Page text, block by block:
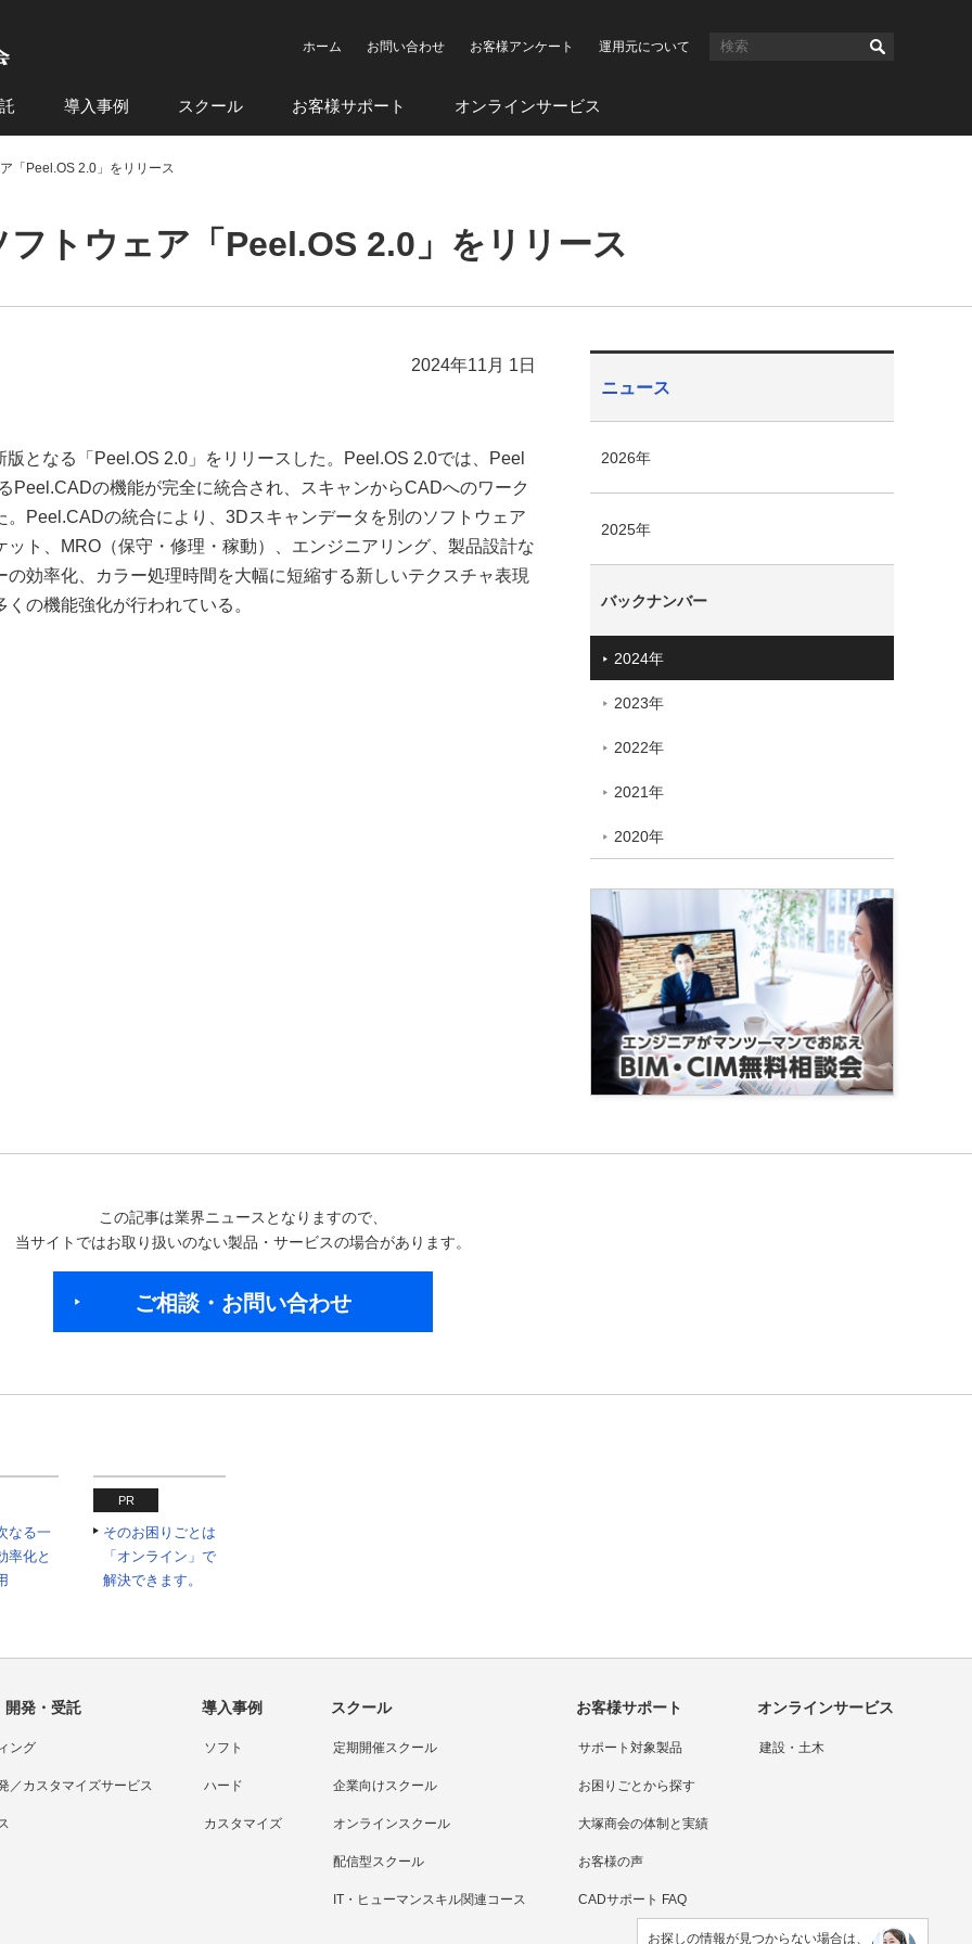
ホーム お問い合わせ お客様アンケート 運用元について
導入事例 スクール お客様サポート オンラインサービス
「Peel.OS 2.0」をリリース
トウェア「Peel.OS 2.0」をリリース
2024年11月 1日
となる「Peel.OS 2.0」をリリースした。Peel.OS 2.0では、Peel
Peel.CADの機能が完全に統合され、スキャンからCADへのワーク
Peel.CADの統合により、3Dスキャンデータを別のソフトウェア
ト、MRO（保守・修理・稼動）、エンジニアリング、製品設計な
効率化、カラー処理時間を大幅に短縮する新しいテクスチャ表現
の機能強化が行われている。
この記事は業界ニュースとなりますので、
当サイトではお取り扱いのない製品・サービスの場合があります。
ご相談・お問い合わせ
なる一
化と
PR
そのお困りごとは
「オンライン」で
解決できます。
ニュース
2026年
2025年
バックナンバー
2024年
2023年
2022年
2021年
2020年
お探しの情報が見つからない場合は、
開発・受託
ング
／カスタマイズサービス
導入事例
ソフト
ハード
カスタマイズ
スクール
定期開催スクール
企業向けスクール
オンラインスクール
配信型スクール
IT・ヒューマンスキル関連コース
お客様サポート
サポート対象製品
お困りごとから探す
大塚商会の体制と実績
お客様の声
CADサポート FAQ
オンラインサービス
建設・土木